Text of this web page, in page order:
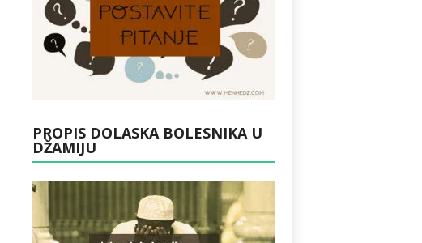
PROPIS DOLASKA BOLESNIKA U
DŽAMIJU